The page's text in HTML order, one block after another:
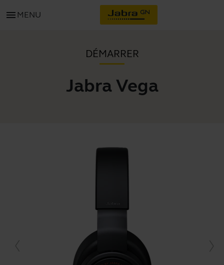
menu MENU
DÉMARRER
Jabra Vega